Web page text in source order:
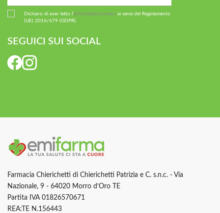
Dichiaro di aver letto l'informativa privacy ai sensi del Regolamento
(UE) 2016/679 (GDPR).
SEGUICI SUI SOCIAL
Farmacia Chierichetti di Chierichetti Patrizia e C. s.n.c. - Via
Nazionale, 9 - 64020 Morro d’Oro TE
Partita IVA 01826570671
REA:TE N.156443